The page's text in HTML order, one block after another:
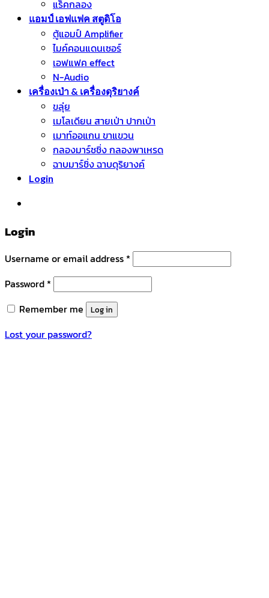
แร็คกลอง
แอมป์ เอฟแฟค สตูดิโอ
ตู้แอมป์ Amplifier
ไมค์คอนแดนเซอร์
เอฟแฟค effect
N-Audio
เครื่องเป่า & เครื่องดุริยางค์
ขลุ่ย
เมโลเดียน สายเป่า ปากเป่า
เมาท์ออแกน ขาแขวน
กลองมาร์ชชิ่ง กลองพาเหรด
ฉาบมาร์ชิ่ง ฉาบดุริยางค์
Login
Login
Username or email address *
Password *
Remember me
Log in
Lost your password?